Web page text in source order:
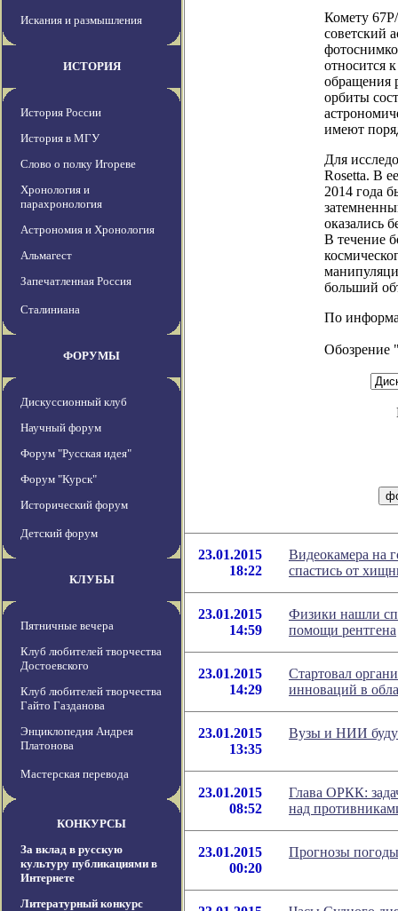
Искания и размышления
ИСТОРИЯ
История России
История в МГУ
Слово о полку Игореве
Хронология и
парахронология
Астрономия и Хронология
Альмагест
Запечатленная Россия
Сталиниана
ФОРУМЫ
Дискуссионный клуб
Научный форум
Форум "Русская идея"
Форум "Курск"
Исторический форум
Детский форум
КЛУБЫ
Пятничные вечера
Клуб любителей творчества
Достоевского
Клуб любителей творчества
Гайто Газданова
Энциклопедия Андрея
Платонова
Мастерская перевода
КОНКУРСЫ
За вклад в русскую
культуру публикациями в
Интернете
Литературный конкурс
Комету
советский
относится
обращения
орбиты
имеют
Для
Rosetta. В
2014 года
оказались
В течение
больший
По
Обозрение
23.01.2015
18:22
Видеокамера на
спастись от
23.01.2015
14:59
Физики нашли
помощи рентгена
23.01.2015
14:29
Стартовал
инноваций в
23.01.2015
13:35
Вузы и НИИ
23.01.2015
08:52
Глава ОРКК:
над
23.01.2015
00:20
Прогнозы